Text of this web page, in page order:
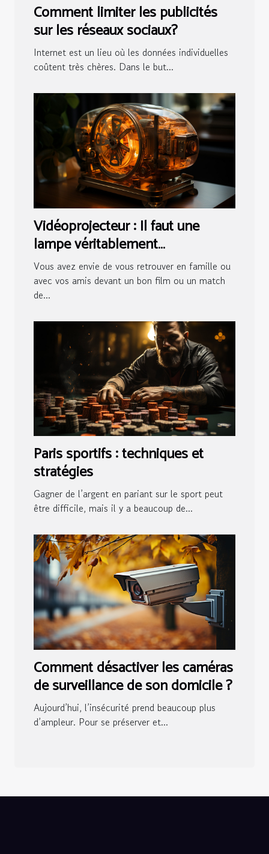
Comment limiter les publicités
sur les réseaux sociaux?
Internet est un lieu où les données individuelles
coûtent très chères. Dans le but...
Vidéoprojecteur : Il faut une
lampe véritablement
fonctionnelle !I
Vous avez envie de vous retrouver en famille ou
avec vos amis devant un bon film ou un match
de...
Paris sportifs : techniques et
stratégies
Gagner de l’argent en pariant sur le sport peut
être difficile, mais il y a beaucoup de...
Comment désactiver les caméras
de surveillance de son domicile ?
Aujourd’hui, l’insécurité prend beaucoup plus
d’ampleur. Pour se préserver et...